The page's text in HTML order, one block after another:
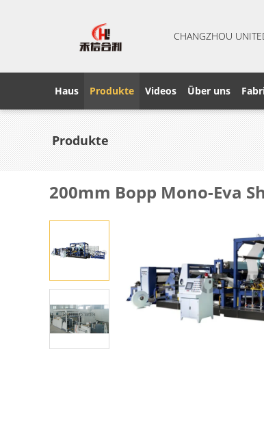
CHANGZHOU
Haus Produkte Videos Über uns
Produkte
200mm Bopp Mono-Eva